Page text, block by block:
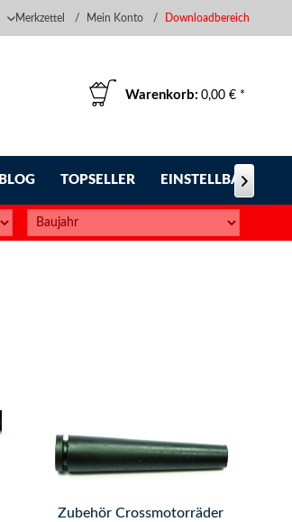
Deutsch
Merkzettel Mein Konto Downloadbereich
Warenkorb: 0,00 € *
BLOG TOPSELLER EINSTELLBARE

Zubehör Crossmotorräder